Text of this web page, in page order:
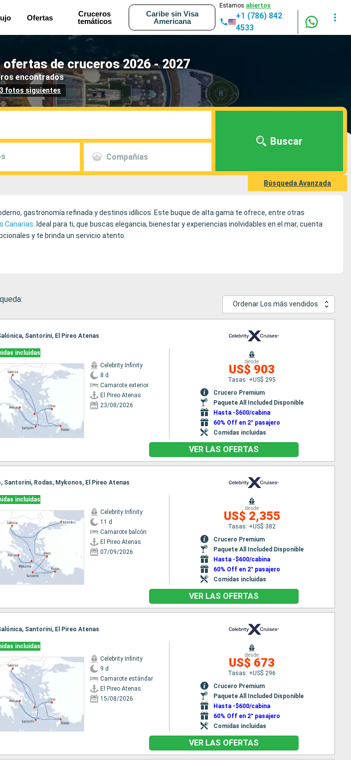
Ofertas
Cruceros
temáticos
Caribe sin Visa
Americana
Estamos abiertos
+1 (786) 842
4533
de cruceros 2026 - 2027
encontrados
fotos siguientes
Compañías
Buscar
Búsqueda Avanzada
gastronomía refinada y destinos idílicos. Este buque de alta gama te ofrece, entre otras
Canarias . Ideal para ti, que buscas elegancia, bienestar y experiencias inolvidables en el mar, cuenta
y te brinda un servicio atento.
Ordenar Los más vendidos
Santoríni, El Pireo Atenas
incluidas
Celebrity Infinity
8 d
Camarote exterior
El Pireo Atenas
23/08/2026
desde
US$ 903
Tasas: +US$ 295
Crucero Premium
Paquete All Included Disponible
Hasta -$600/cabina
60% Off en 2° pasajero
Comidas incluidas
VER LAS OFERTAS
Santoríni, Rodas, Mykonos, El Pireo Atenas
incluidas
Celebrity Infinity
11 d
Camarote balcón
El Pireo Atenas
07/09/2026
desde
US$ 2,355
Tasas: +US$ 382
Crucero Premium
Paquete All Included Disponible
Hasta -$600/cabina
60% Off en 2° pasajero
Comidas incluidas
VER LAS OFERTAS
Santoríni, El Pireo Atenas
incluidas
Celebrity Infinity
9 d
Camarote estándar
El Pireo Atenas
15/08/2026
desde
US$ 673
Tasas: +US$ 296
Crucero Premium
Paquete All Included Disponible
Hasta -$600/cabina
60% Off en 2° pasajero
Comidas incluidas
VER LAS OFERTAS